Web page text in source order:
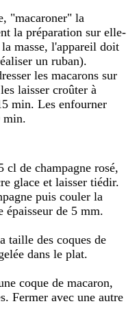
"macaroner" la
la préparation sur elle-
masse, l'appareil doit
un ruban).
les macarons sur
laisser croûter à
min. Les enfourner
min.
de champagne rosé,
glace et laisser tiédir.
puis couler la
épaisseur de 5 mm.
taille des coques de
dans le plat.
coque de macaron,
Fermer avec une autre